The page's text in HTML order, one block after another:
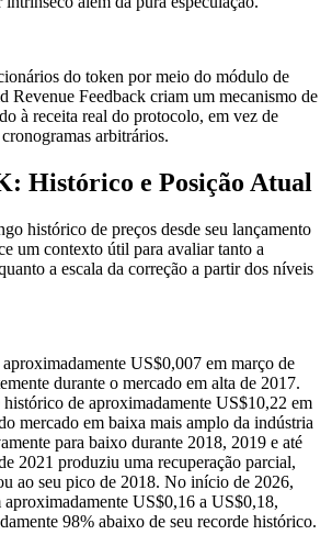
do token por meio do módulo de
Revenue Feedback criam um mecanismo de
à receita real do protocolo, em vez de
arbitrários.
Histórico e Posição Atual
histórico de preços desde seu lançamento
um contexto útil para avaliar tanto a
a escala da correção a partir dos níveis
US$0,007 em março de
durante o mercado em alta de 2017.
de aproximadamente US$10,22 em
mercado em baixa mais amplo da indústria
para baixo durante 2018, 2019 e até
2021 produziu uma recuperação parcial,
ao seu pico de 2018. No início de 2026,
US$0,16 a US$0,18,
98% abaixo de seu recorde histórico.